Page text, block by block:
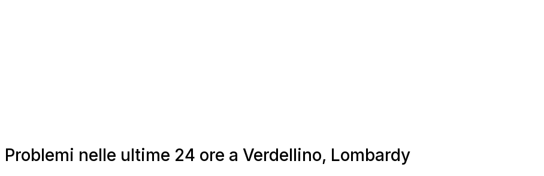
Problemi nelle ultime 24 ore a Verdellino, Lombardy